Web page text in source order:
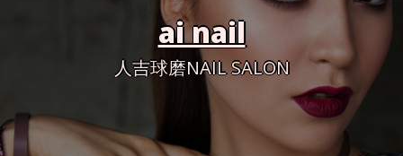
ai nail
人吉球磨NAIL SALON